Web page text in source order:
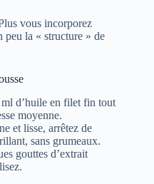
vous incorporez
peu la « structure » de
d’huile en filet fin tout
moyenne.
et lisse, arrêtez de
sans grumeaux.
gouttes d’extrait